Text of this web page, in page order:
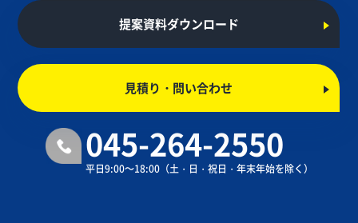
提案資料ダウンロード
見積り・問い合わせ
045-264-2550
平日9:00～18:00（土・日・祝日・年末年始を除く）